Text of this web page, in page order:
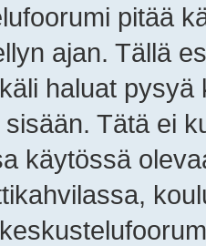
pitää
ajan. Tällä
haluat
Tätä ei
käytössä